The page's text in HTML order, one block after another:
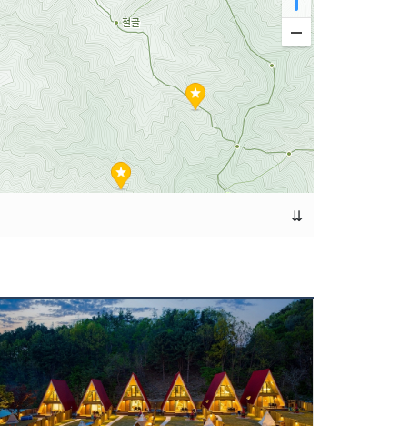
⇊